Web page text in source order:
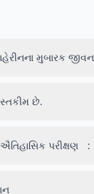
મુબારક
છે.
પરીક્ષણﾠ